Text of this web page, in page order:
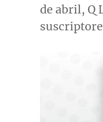
de abril, Q